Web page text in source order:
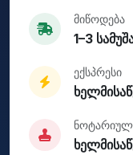
მიწოდება
1–3
ექსპრესი